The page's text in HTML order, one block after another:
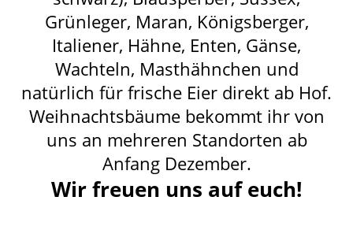
Grünleger, Maran, Königsberger,
Italiener, Hähne, Enten, Gänse,
Wachteln, Masthähnchen und
natürlich für frische Eier direkt ab Hof.
Weihnachtsbäume bekommt ihr von
uns an mehreren Standorten ab
Anfang Dezember.
Wir freuen uns auf euch!